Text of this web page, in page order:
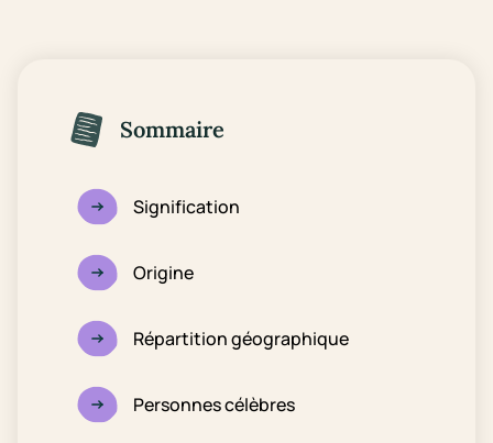
Sommaire
Signification
Origine
Répartition géographique
Personnes célèbres